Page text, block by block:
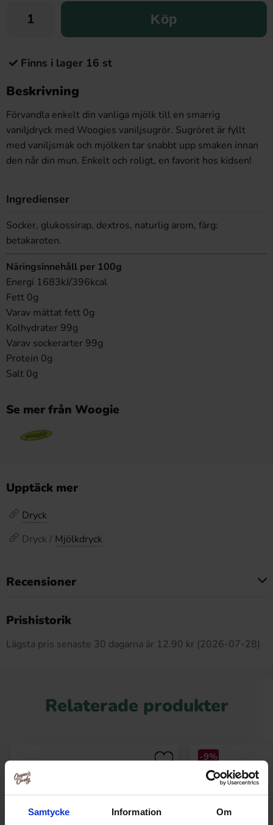
Samtycke Information Om
Köp
Finns i lager 16 st
Beskrivning
Förvandla enkelt din vanliga mjölk till en smarrig
vaniljdryck med Woogies vaniljsugrör. Sugröret är fyllt
med vaniljsmak och mjölken tar snabbt upp smaken innan
den når din mun. Enkelt och roligt, en favorit hos kidsen!
Ingredienser
Socker, glukossirap, dextros, naturlig arom, färg:
betakaroten.
Näringsinnehåll per 100g
Energi 1683kJ/396kcal
Fett 0g
Varav mättat fett 0g
Kolhydrater 99g
Varav sockerarter 99g
Protein 0g
Salt 0g
Se mer från Woogie
Upptäck mer
Dryck
Dryck / Mjölkdryck
Recensioner
Prishistorik
Lägsta pris senaste 30 dagarna är 12.90 kr (2026-07-28)
Relaterade produkter
-9%